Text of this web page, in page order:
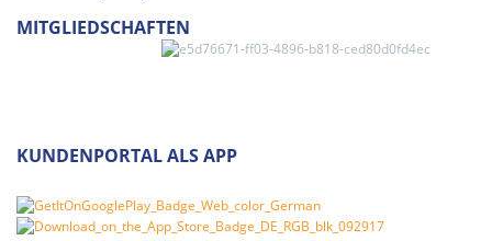
MITGLIEDSCHAFTEN
KUNDENPORTAL ALS APP